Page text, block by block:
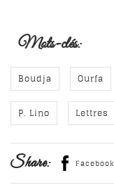
Mots-clés:
Boudja Ourfa
P. Lino Lettres
Share: Facebook